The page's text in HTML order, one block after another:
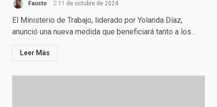
Fausto 11 de octubre de 2024
El Ministerio de Trabajo, liderado por Yolanda Díaz,
anunció una nueva medida que beneficiará tanto a los...
Leer Más